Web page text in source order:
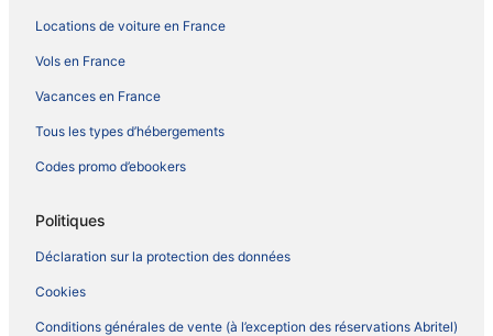
Locations de voiture en France
Vols en France
Vacances en France
Tous les types d’hébergements
Codes promo d’ebookers
Politiques
Déclaration sur la protection des données
Cookies
Conditions générales de vente (à l’exception des réservations Abritel)